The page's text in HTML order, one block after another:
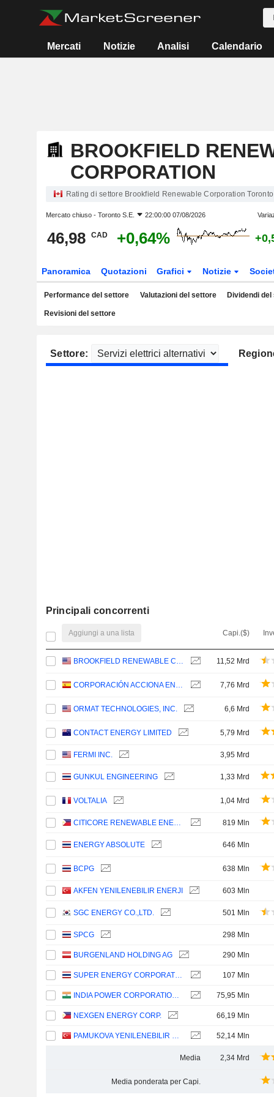
Mercati Notizie Analisi Calendario
BROOKFIELD
CORPORATION
Rating di settore Brookfield Renewable Corporation
Mercato chiuso - Toronto S.E. 22:00:00 07/08/2026
46,98 CAD +0,64%
Panoramica Quotazioni Grafici Notizie
Performance del settore Valutazioni del settore Dividendi
Revisioni del settore
Settore:
Principali concorrenti
Aggiungi a una lista Capi.($)
BROOKFIELD RENEWABLE CORPORATION 11,52 Mrd
CORPORACIÓN ACCIONA ENERGÍAS RENOVABLES, S.A. 7,76 Mrd
ORMAT TECHNOLOGIES, INC. 6,6 Mrd
CONTACT ENERGY LIMITED 5,79 Mrd
FERMI INC. 3,95 Mrd
GUNKUL ENGINEERING 1,33 Mrd
VOLTALIA 1,04 Mrd
CITICORE RENEWABLE ENERGY CORPORATION 819 Mln
ENERGY ABSOLUTE 646 Mln
BCPG 638 Mln
AKFEN YENILENEBILIR ENERJI 603 Mln
SGC ENERGY CO.,LTD. 501 Mln
SPCG 298 Mln
BURGENLAND HOLDING AG 290 Mln
SUPER ENERGY CORPORATION 107 Mln
INDIA POWER CORPORATION LIMITED 75,95 Mln
NEXGEN ENERGY CORP. 66,19 Mln
PAMUKOVA YENILENEBILIR ELEKTRIK URETIM 52,14 Mln
Media 2,34 Mrd
Media ponderata per Capi.